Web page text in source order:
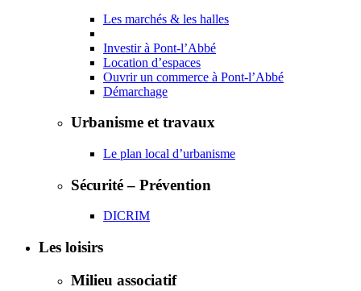
Les marchés & les halles
Investir à Pont-l’Abbé
Location d’espaces
Ouvrir un commerce à Pont-l’Abbé
Démarchage
Urbanisme et travaux
Le plan local d’urbanisme
Sécurité – Prévention
DICRIM
Les loisirs
Milieu associatif